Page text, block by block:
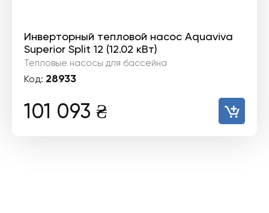
Инверторный тепловой насос Aquaviva
Superior Split 12 (12.02 кВт)
Тепловые насосы для бассейна
Код: 28933
101 093 ₴